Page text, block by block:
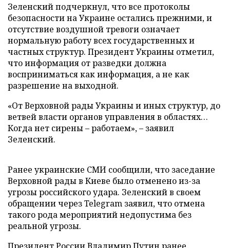
Зеленский подчеркнул, что все протоколы
безопасности на Украине остались прежними, и
отсутствие воздушной тревоги означает
нормальную работу всех государственных и
частных структур. Президент Украины отметил,
что информация от разведки должна
восприниматься как информация, а не как
разрешение на выходной.
«От Верховной рады Украины и иных структур, до
ветвей власти органов управления в областях…
Когда нет сирены – работаем», – заявил
Зеленский.
Ранее украинские СМИ сообщили, что заседание
Верховной рады в Киеве было отменено из-за
угрозы российского удара. Зеленский в своем
обращении через Telegram заявил, что отмена
такого рода мероприятий недопустима без
реальной угрозы.